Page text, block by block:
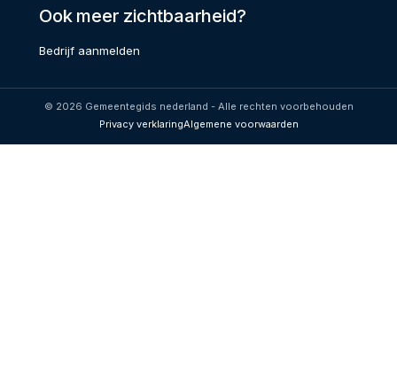
Ook meer zichtbaarheid?
Bedrijf aanmelden
© 2026 Gemeentegids nederland - Alle rechten voorbehouden
Privacy verklaringAlgemene voorwaarden